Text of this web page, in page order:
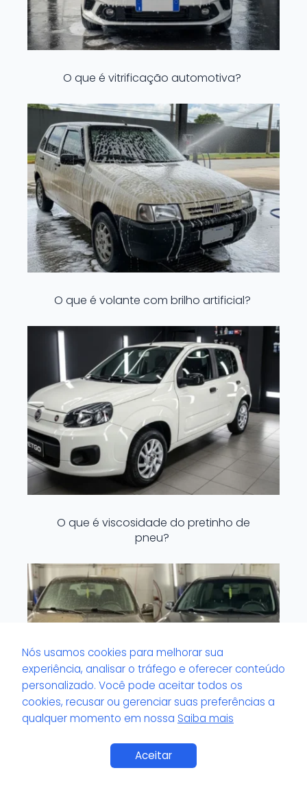
O que é vitrificação automotiva?
O que é volante com brilho artificial?
O que é viscosidade do pretinho de
pneu?
O que é volante com odor impregnado?
Nós usamos cookies para melhorar sua
experiência, analisar o tráfego e oferecer conteúdo
personalizado. Você pode aceitar todos os
cookies, recusar ou gerenciar suas preferências a
qualquer momento em nossa Saiba mais
AceitarSaiba Mais